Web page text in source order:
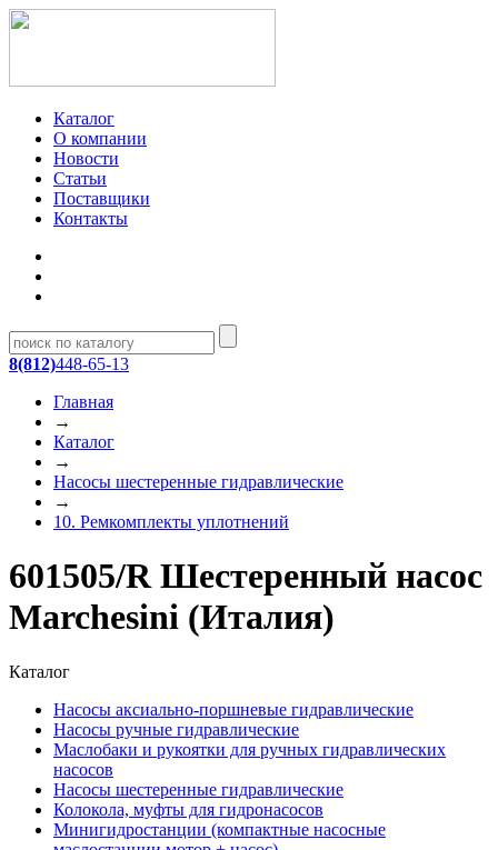
Каталог
О компании
Новости
Статьи
Поставщики
Контакты
8(812)448-65-13
Главная
→
Каталог
→
Насосы шестеренные гидравлические
→
10. Ремкомплекты уплотнений
601505/R Шестеренный насос
Marchesini (Италия)
Каталог
Насосы аксиально-поршневые гидравлические
Насосы ручные гидравлические
Маслобаки и рукоятки для ручных гидравлических
насосов
Насосы шестеренные гидравлические
Колокола, муфты для гидронасосов
Минигидростанции (компактные насосные